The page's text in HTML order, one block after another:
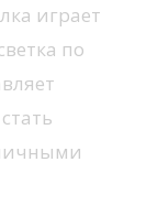
играет
по